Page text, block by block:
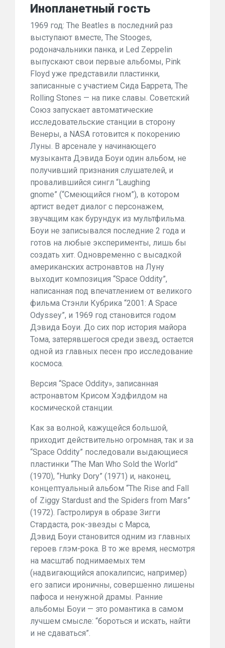
Инопланетный гость
1969 год: The Beatles в последний раз
выступают вместе, The Stooges,
родоначальники панка, и Led Zeppelin
выпускают свои первые альбомы, Pink
Floyd уже представили пластинки,
записанные с участием Сида Баррета, The
Rolling Stones — на пике славы. Советский
Союз запускает автоматические
исследовательские станции в сторону
Венеры, а NASA готовится к покорению
Луны. В арсенале у начинающего
музыканта Дэвида Боуи один альбом, не
получивший признания слушателей, и
провалившийся сингл “Laughing
gnome” (“Смеющийся гном”), в котором
артист ведет диалог с персонажем,
звучащим как бурундук из мультфильма.
Боуи не записывался последние 2 года и
готов на любые эксперименты, лишь бы
создать хит. Одновременно с высадкой
американских астронавтов на Луну
выходит композиция “Space Oddity”,
написанная под впечатлением от великого
фильма Стэнли Кубрика “2001: A Space
Odyssey”, и 1969 год становится годом
Дэвида Боуи. До сих пор история майора
Тома, затерявшегося среди звезд, остается
одной из главных песен про исследование
космоса.
Версия “Space Oddity», записанная
астронавтом Крисом Хэдфилдом на
космической станции.
Как за волной, кажущейся большой,
приходит действительно огромная, так и за
“Space Oddity” последовали выдающиеся
пластинки “The Man Who Sold the World”
(1970), “Hunky Dory” (1971) и, наконец,
концептуальный альбом “The Rise and Fall
of Ziggy Stardust and the Spiders from Mars”
(1972). Гастролируя в образе Зигги
Стардаста, рок-звезды с Марса,
Дэвид Боуи становится одним из главных
героев глэм-рока. В то же время, несмотря
на масштаб поднимаемых тем
(надвигающийся апокалипсис, например)
его записи ироничны, совершенно лишены
пафоса и ненужной драмы. Ранние
альбомы Боуи — это романтика в самом
лучшем смысле: “бороться и искать, найти
и не сдаваться”.